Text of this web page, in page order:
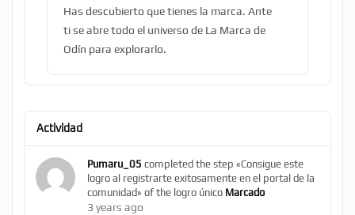
Has descubierto que tienes la marca. Ante
ti se abre todo el universo de La Marca de
Odín para explorarlo.
Actividad
Pumaru_05 completed the step «Consigue este
logro al registrarte exitosamente en el portal de la
comunidad» of the logro único Marcado
3 years ago